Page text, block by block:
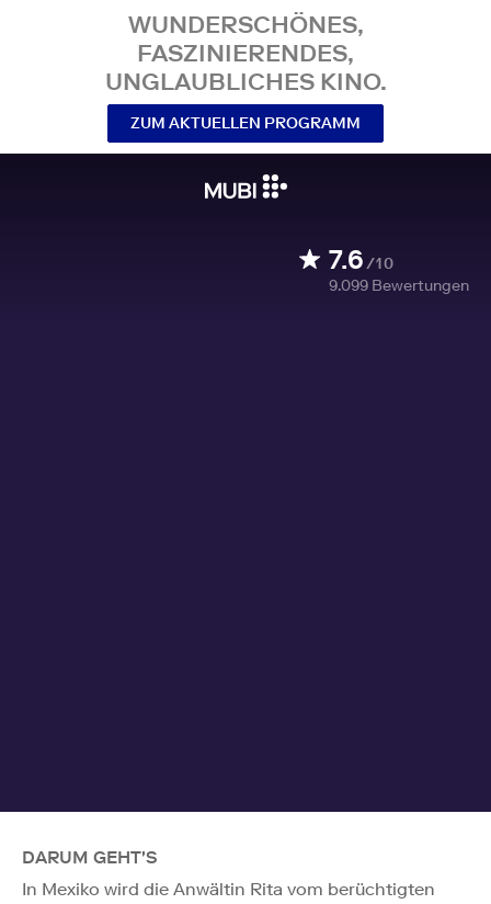
WUNDERSCHÖNES,
FASZINIERENDES,
UNGLAUBLICHES KINO.
ZUM AKTUELLEN PROGRAMM
7.6/10
9.099 Bewertungen
DARUM GEHT'S
In Mexiko wird die Anwältin Rita vom berüchtigten